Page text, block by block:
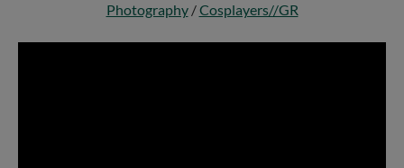
Photography/Cosplayers//GR